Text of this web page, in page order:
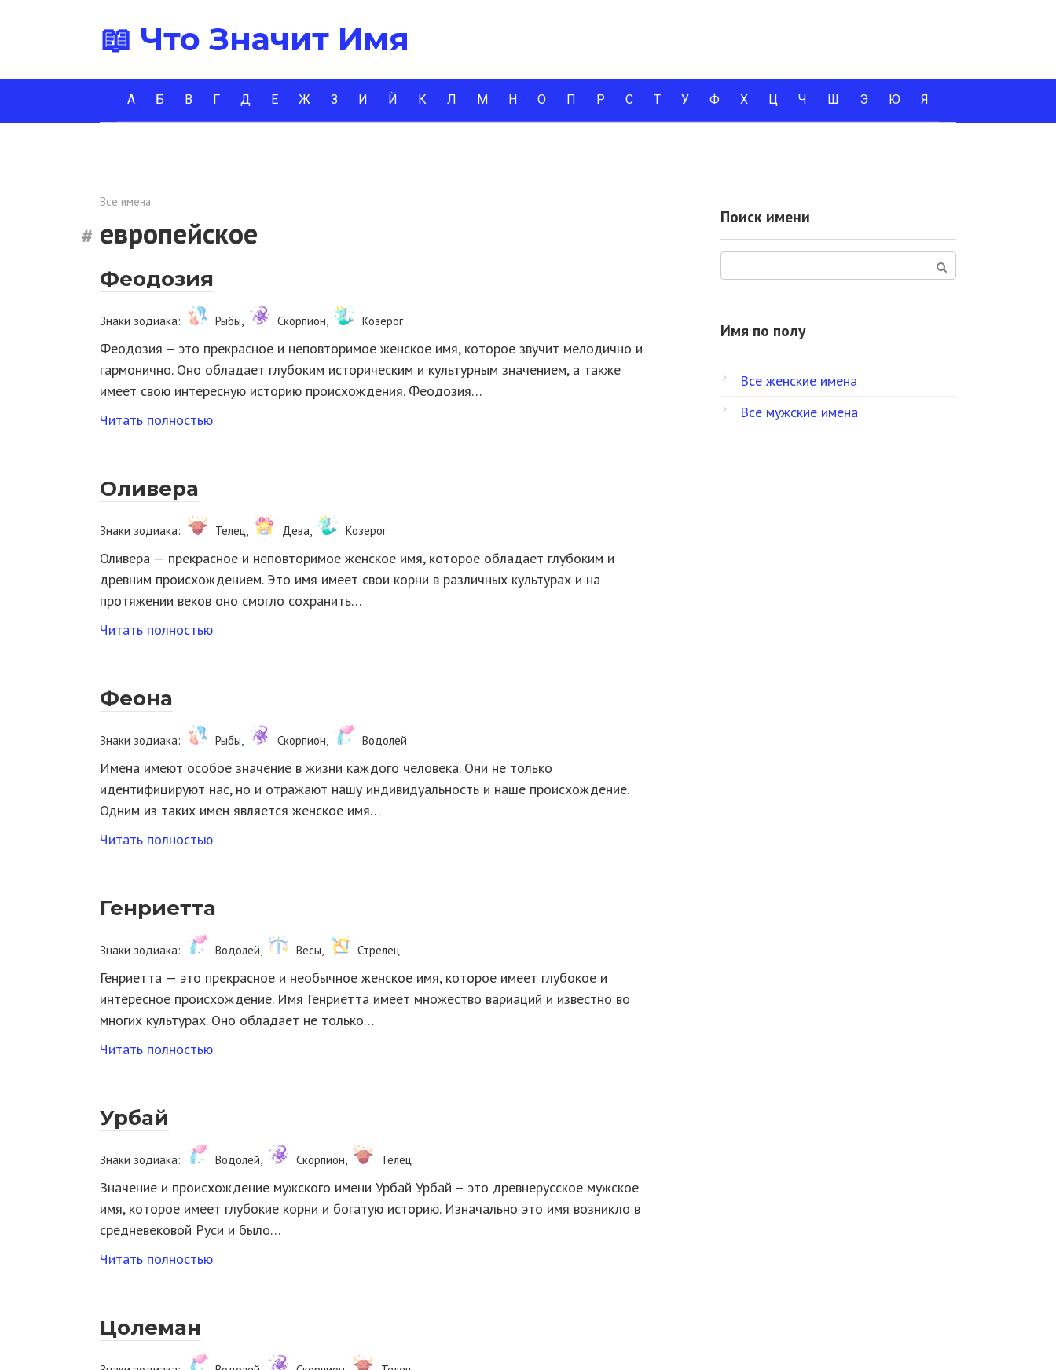
📖 Что Значит Имя
А Б В Г Д Е Ж З И Й К Л М Н О П Р С Т У Ф Х Ц Ч Ш Э Ю Я
Все имена
европейское
Феодозия
Знаки зодиака: Рыбы, Скорпион, Козерог
Феодозия – это прекрасное и неповторимое женское имя, которое звучит мелодично и
гармонично. Оно обладает глубоким историческим и культурным значением, а также
имеет свою интересную историю происхождения. Феодозия…
Читать полностью
Оливера
Знаки зодиака: Телец, Дева, Козерог
Оливера — прекрасное и неповторимое женское имя, которое обладает глубоким и
древним происхождением. Это имя имеет свои корни в различных культурах и на
протяжении веков оно смогло сохранить…
Читать полностью
Феона
Знаки зодиака: Рыбы, Скорпион, Водолей
Имена имеют особое значение в жизни каждого человека. Они не только
идентифицируют нас, но и отражают нашу индивидуальность и наше происхождение.
Одним из таких имен является женское имя…
Читать полностью
Генриетта
Знаки зодиака: Водолей, Весы, Стрелец
Генриетта — это прекрасное и необычное женское имя, которое имеет глубокое и
интересное происхождение. Имя Генриетта имеет множество вариаций и известно во
многих культурах. Оно обладает не только…
Читать полностью
Урбай
Знаки зодиака: Водолей, Скорпион, Телец
Значение и происхождение мужского имени Урбай Урбай – это древнерусское мужское
имя, которое имеет глубокие корни и богатую историю. Изначально это имя возникло в
средневековой Руси и было…
Читать полностью
Цолеман
Поиск имени
Имя по полу
Все женские имена
Все мужские имена